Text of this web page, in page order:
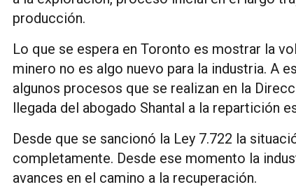
producción.
Lo que se espera en Toronto es mostrar la
minero no es algo nuevo para la industria. A
algunos procesos que se realizan en la
llegada del abogado Shantal a la repartición
Desde que se sancionó la Ley 7.722 la
completamente. Desde ese momento la
avances en el camino a la recuperación.